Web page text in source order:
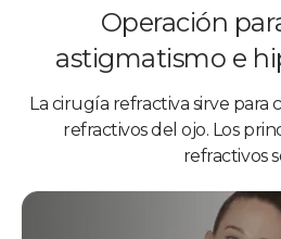
Operación
astigmatismo e
La cirugía refractiva sirve para
refractivos del ojo. Los
refractivos